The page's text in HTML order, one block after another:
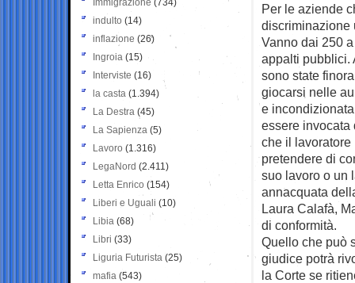
Per le aziende
discriminazione
Vanno dai 250
appalti pubblici.
sono state
giocarsi nelle
e
essere invocata
che il lavoratore
pretendere di
suo lavoro o un
annacquata
Laura Calafà,
di conformità.
Quello che può
giudice potrà
la Corte se
Immigrazione (734)
indulto (14)
inflazione (26)
Ingroia (15)
Interviste (16)
la casta (1.394)
La Destra (45)
La Sapienza (5)
Lavoro (1.316)
LegaNord (2.411)
Letta Enrico (154)
Liberi e Uguali (10)
Libia (68)
Libri (33)
Liguria Futurista (25)
mafia (543)